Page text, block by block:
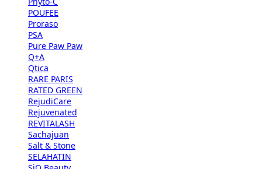
POUFEE
Proraso
PSA
Pure Paw Paw
Q+A
Qtica
RARE PARIS
RATED GREEN
RejudiCare
Rejuvenated
REVITALASH
Sachajuan
Salt & Stone
SELAHATIN